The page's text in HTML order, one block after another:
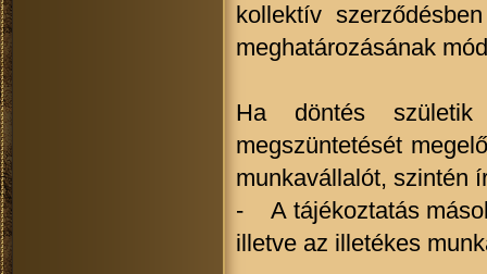
kollektív
meghatározásának
Ha döntés születik
megszüntetését
munkavállalót, szintén
- A tájékoztatás
illetve az illetékes